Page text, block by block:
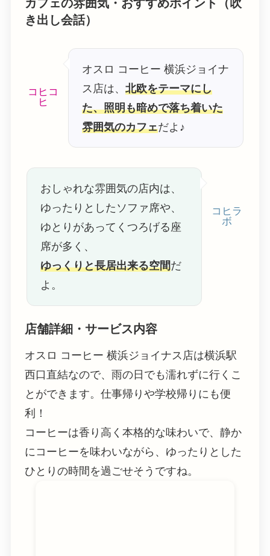
カフェの雰囲気・おすすめポイント（吹
き出し会話）
コヒコ
ヒ
オスロ コーヒー 横浜ジョイナ
ス店は、 北欧をテーマにし
た、照明も暗めで落ち着いた
雰囲気のカフェだよ♪
コヒラ
ボ
おしゃれな雰囲気の店内は、
ゆったりとしたソファ席や、
ゆとりがあってくつろげる座
席が多く、
ゆっくりと長居出来る空間だ
よ。
店舗詳細・サービス内容
オスロ コーヒー 横浜ジョイナス店は横浜駅
西口直結なので、雨の日でも濡れずに行くこ
とができます。仕事帰りや学校帰りにも便
利！
コーヒーは香り高く本格的な味わいで、静か
にコーヒーを味わいながら、ゆったりとした
ひとりの時間を過ごせそうですね。